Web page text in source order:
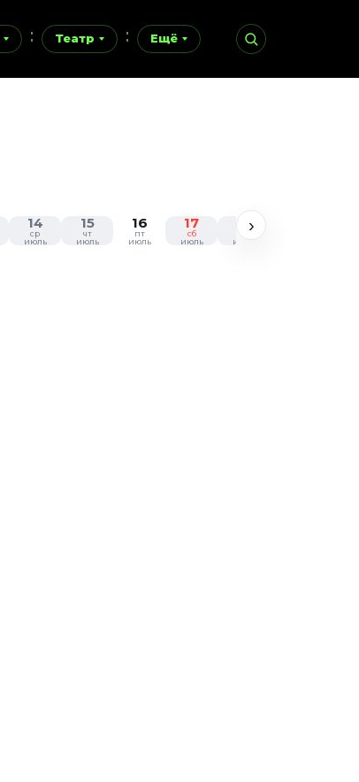
Театр Ещё
14
ср
июль
15
чт
июль
16
пт
июль
17
сб
июль
18
вс
июль
›